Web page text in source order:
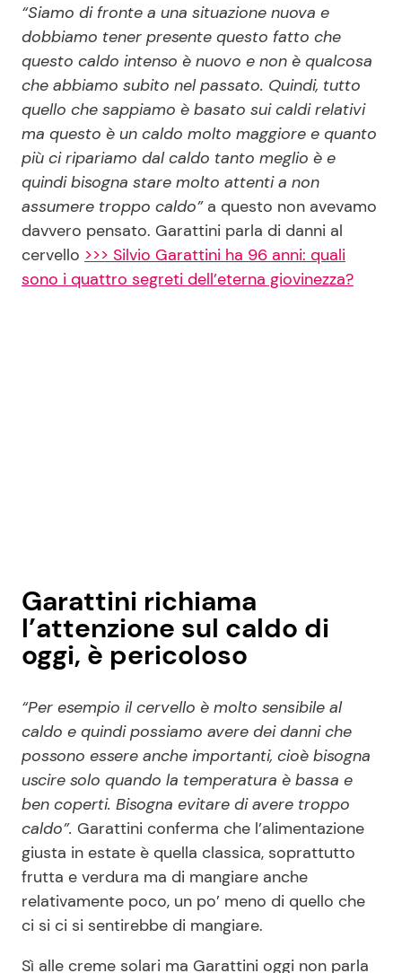
Redazione
Contattaci
Privacy Policy
“Siamo di fronte a una situazione nuova e
dobbiamo tener presente questo fatto che
questo caldo intenso è nuovo e non è qualcosa
che abbiamo subito nel passato. Quindi, tutto
quello che sappiamo è basato sui caldi relativi
ma questo è un caldo molto maggiore e quanto
più ci ripariamo dal caldo tanto meglio è e
quindi bisogna stare molto attenti a non
assumere troppo caldo” a questo non avevamo
davvero pensato. Garattini parla di danni al
cervello >>> Silvio Garattini ha 96 anni: quali
sono i quattro segreti dell’eterna giovinezza?
Garattini richiama
l’attenzione sul caldo di
oggi, è pericoloso
“Per esempio il cervello è molto sensibile al
caldo e quindi possiamo avere dei danni che
possono essere anche importanti, cioè bisogna
uscire solo quando la temperatura è bassa e
ben coperti. Bisogna evitare di avere troppo
caldo”. Garattini conferma che l’alimentazione
giusta in estate è quella classica, soprattutto
frutta e verdura ma di mangiare anche
relativamente poco, un po’ meno di quello che
ci si ci si sentirebbe di mangiare.
Sì alle creme solari ma Garattini oggi non parla